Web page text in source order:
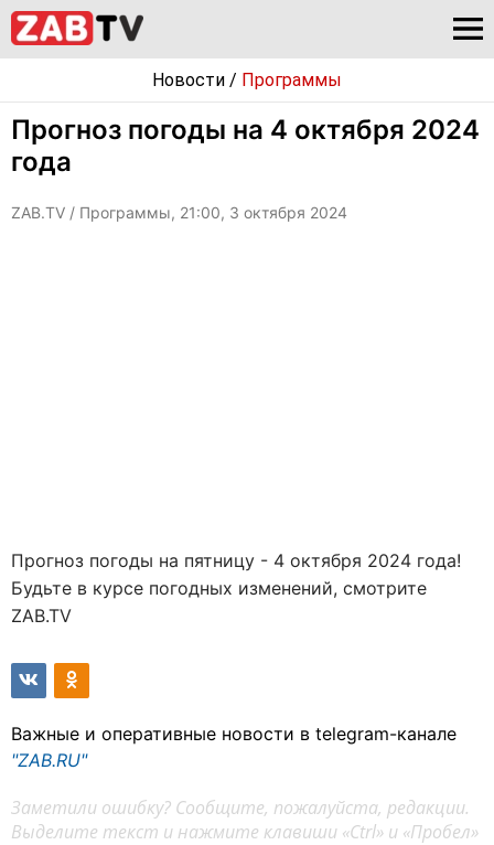
Новости / Программы
Прогноз погоды на 4 октября 2024
года
ZAB.TV / Программы, 21:00, 3 октября 2024
Прогноз погоды на пятницу - 4 октября 2024 года!
Будьте в курсе погодных изменений, смотрите
ZAB.TV
Важные и оперативные новости в telegram-канале
"ZAB.RU"
Заметили ошибку? Сообщите, пожалуйста, редакции.
Выделите текст и нажмите клавиши «Ctrl» и «Пробел»